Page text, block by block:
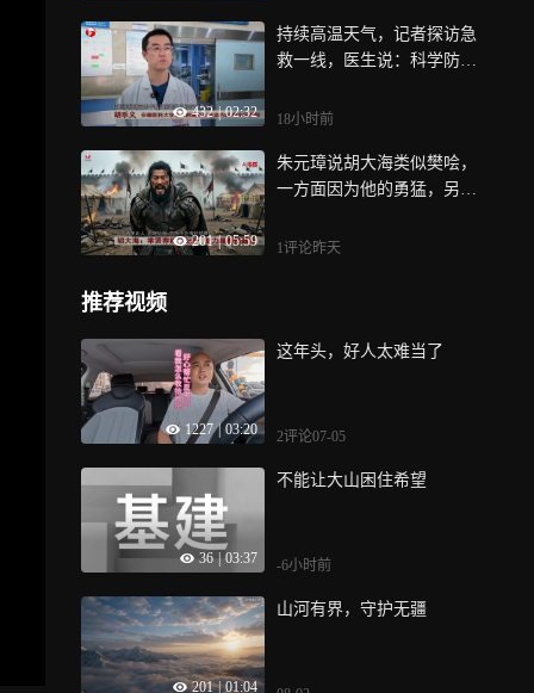
432 | 02:32
持续高温天气，记者探访急
救一线，医生说：科学防暑
18小时前
201 | 05:59
朱元璋说胡大海类似樊哙，
一方面因为他的勇猛，另一
朴，为人热心忠诚，有汉初
1评论昨天
推荐视频
1227 | 03:20
这年头，好人太难当了
2评论07-05
36 03:37
不能让大山困住希望
-6小时前
201 | 01:04
山河有界，守护无疆